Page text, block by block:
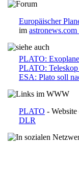
Europäischer
im
PLATO:
PLATO:
ESA: Plato soll
PLATO -
DLR